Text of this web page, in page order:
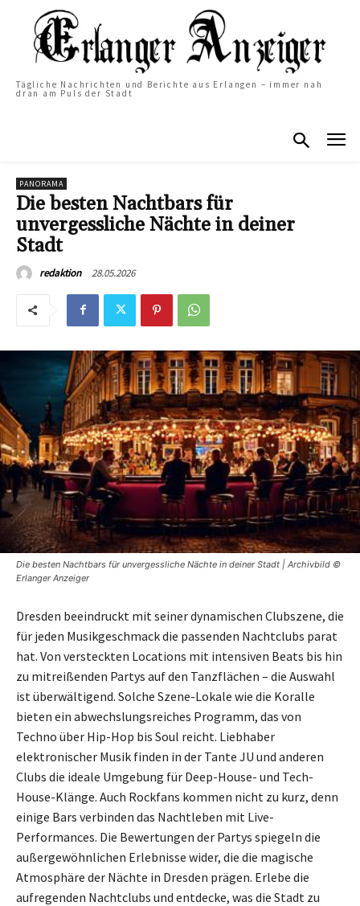
Tägliche Nachrichten und Berichte aus Erlangen – immer nah
dran am Puls der Stadt
PANORAMA
Die besten Nachtbars für
unvergessliche Nächte in deiner
Stadt
redaktion 28.05.2026
Die besten Nachtbars für unvergessliche Nächte in deiner Stadt | Archivbild ©
Erlanger Anzeiger
Dresden beeindruckt mit seiner dynamischen Clubszene, die
für jeden Musikgeschmack die passenden Nachtclubs parat
hat. Von versteckten Locations mit intensiven Beats bis hin
zu mitreißenden Partys auf den Tanzflächen – die Auswahl
ist überwältigend. Solche Szene-Lokale wie die Koralle
bieten ein abwechslungsreiches Programm, das von
Techno über Hip-Hop bis Soul reicht. Liebhaber
elektronischer Musik finden in der Tante JU und anderen
Clubs die ideale Umgebung für Deep-House- und Tech-
House-Klänge. Auch Rockfans kommen nicht zu kurz, denn
einige Bars verbinden das Nachtleben mit Live-
Performances. Die Bewertungen der Partys spiegeln die
außergewöhnlichen Erlebnisse wider, die die magische
Atmosphäre der Nächte in Dresden prägen. Erlebe die
aufregenden Nachtclubs und entdecke, was die Stadt zu